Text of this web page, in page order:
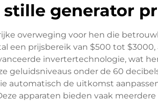
stille generator
overweging voor hen die
een prijsbereik van $500 tot
invertertechnologie, wat
geluidsniveaus onder de 60
de uitkomst
apparaten bieden vaak